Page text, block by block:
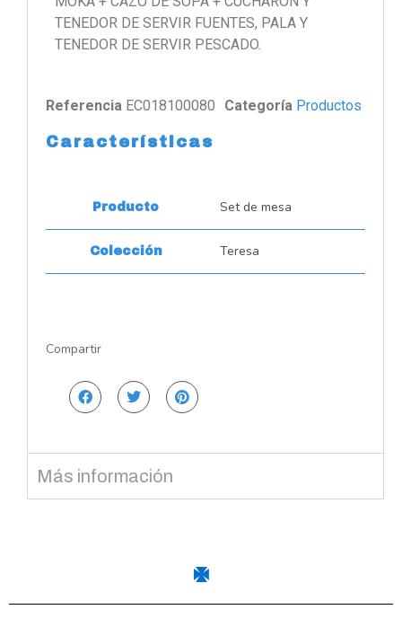
TENEDOR DE SERVIR FUENTES, PALA Y
TENEDOR DE SERVIR PESCADO.
Referencia EC018100080 Categoría Productos
Características
Producto Set de mesa
Colección Teresa
Compartir
Más información